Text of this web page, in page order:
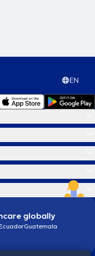
EN
globally
Guatemala